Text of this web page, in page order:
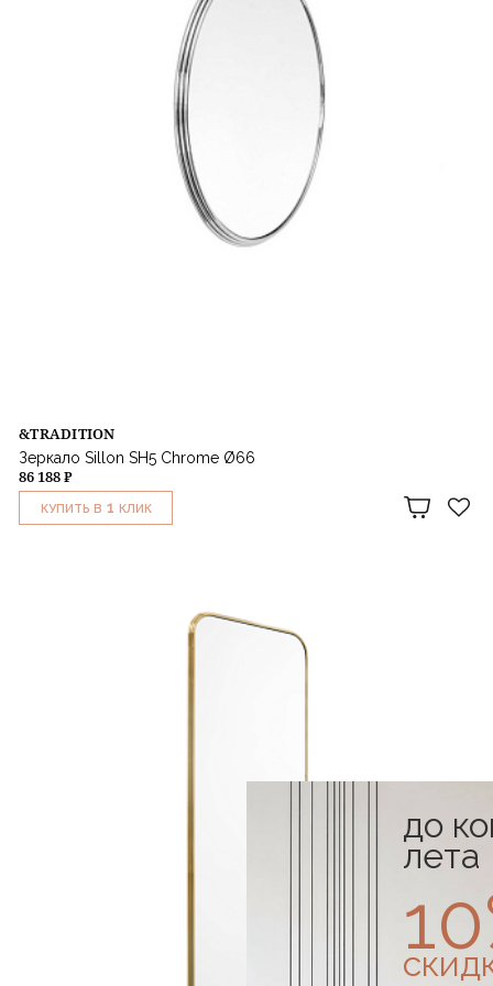
&TRADITION
Зеркало Sillon SH5 Chrome Ø66
86 188 ₽
КУПИТЬ В 1 КЛИК
до
лета